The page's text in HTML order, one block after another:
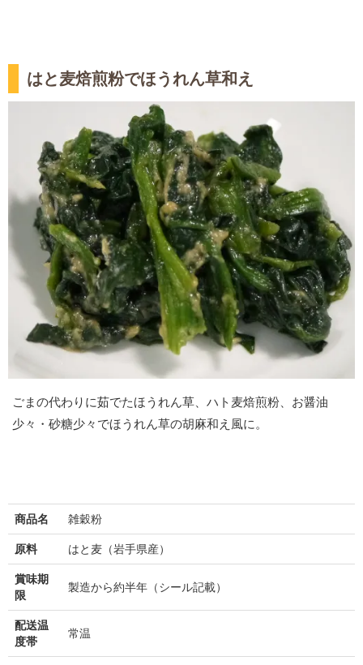
はと麦焙煎粉でほうれん草和え
ごまの代わりに茹でたほうれん草、ハト麦焙煎粉、お醤油
少々・砂糖少々でほうれん草の胡麻和え風に。
商品名 雑穀粉
原料 はと麦（岩手県産）
賞味期
限
製造から約半年（シール記載）
配送温
度帯
常温